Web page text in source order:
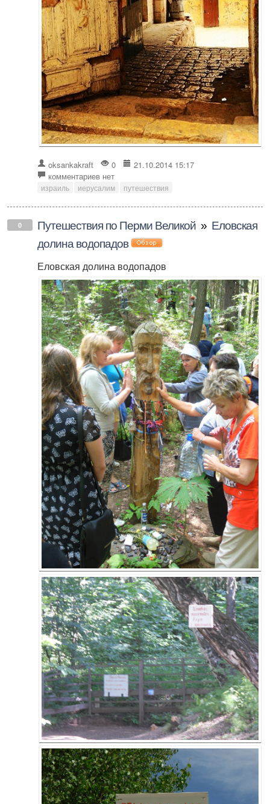
oksankakraft 0
21.10.2014 15:17
комментариев нет
израиль иерусалим путешествия
0 Путешествия по Перми Великой » Еловская
долина водопадов
Еловская долина водопадов